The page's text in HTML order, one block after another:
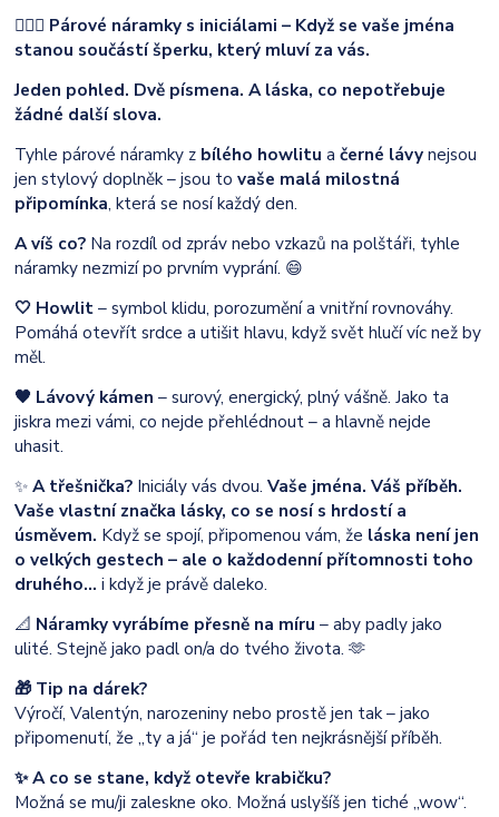
👩‍❤️‍👨 Párové náramky s iniciálami – Když se vaše jména
stanou součástí šperku, který mluví za vás.
Jeden pohled. Dvě písmena. A láska, co nepotřebuje
žádné další slova.
Tyhle párové náramky z bílého howlitu ačerné lávynejsou
jen stylový doplněk – jsou tovaše malá milostná
připomínka, která se nosí každý den.
A víš co? Na rozdíl od zpráv nebo vzkazů na polštáři, tyhle
náramky nezmizí po prvním vyprání. 😄
🤍 Howlit– symbol klidu, porozumění a vnitřní rovnováhy.
Pomáhá otevřít srdce a utišit hlavu, když svět hlučí víc než by
měl.
🖤 Lávový kámen – surový, energický, plný vášně. Jako ta
jiskra mezi vámi, co nejde přehlédnout – a hlavně nejde
uhasit.
✨A třešnička? Iniciály vás dvou.Vaše jména. Váš příběh.
Vaše vlastní značka lásky, co se nosí s hrdostí a
úsměvem. Když se spojí, připomenou vám, že láska není jen
o velkých gestech – ale o každodenní přítomnosti toho
druhého… i když je právě daleko.
📐 Náramky vyrábíme přesně na míru– aby padly jako
ulité. Stejně jako padl on/a do tvého života. 🫶
🎁 Tip na dárek?
Výročí, Valentýn, narozeniny nebo prostě jen tak – jako
připomenutí, že „ty a já“ je pořád ten nejkrásnější příběh.
✨ A co se stane, když otevře krabičku?
Možná se mu/ji zaleskne oko. Možná uslyšíš jen tiché „wow“.